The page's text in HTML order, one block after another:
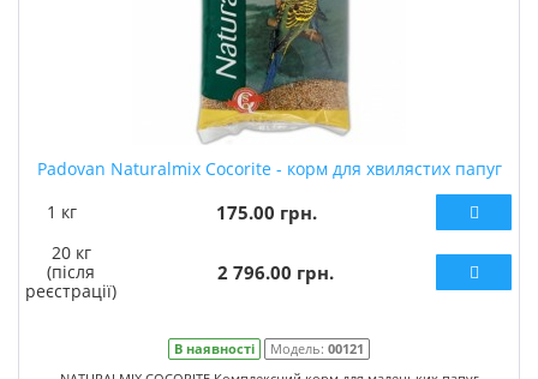
Padovan Naturalmix Cocorite - корм для хвилястих папуг
1 кг
175.00 грн.
20 кг
(після
реєстрації)
2 796.00 грн.
В наявності Модель: 00121